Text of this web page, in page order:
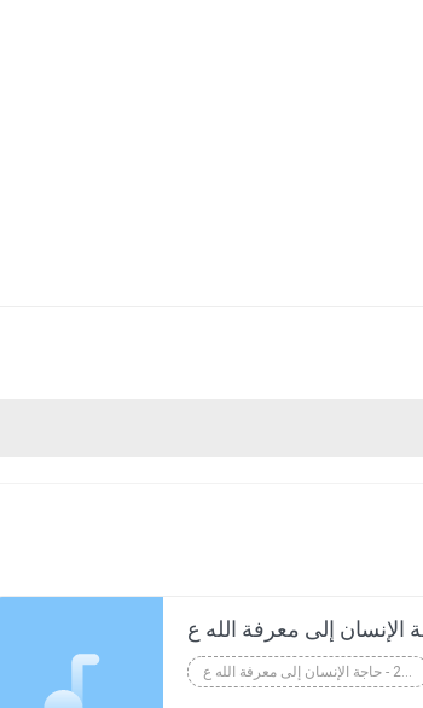
العقيدة الطحاوية 2 - حاجة الإنسان إلى معرفة الله ع